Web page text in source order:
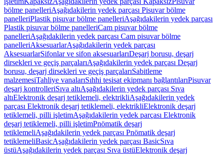
bölme panelleriAşağıdakilerin yedek parçası Pisuvar bölme
panelleriPlastik pisuvar bölme panelleriAşağıdakilerin yedek parçası
Plastik pisuvar bölme panelleriCam pisuvar bölme
panelleriAşağıdakilerin yedek parçası Cam pisuvar bölme
panelleriAksesuarlarAşağıdakilerin yedek parçası
AksesuarlarSifonlar ve sifon aksesuarlarıDeşarj borusu, deşarj
dirsekleri ve geçiş parçalarıAşağıdakilerin yedek parçası Deşarj
borusu, deşarj dirsekleri ve geçiş parçalarıSabitleme
malzemesiTahliye vanalarıSıhhi tesisat ekipmanı bağlantılarıPisuvar
deşarj kontrolleriSıva altıAşağıdakilerin yedek parçası Sıva
altıElektronik deşarj tetiklemeli, elektrikliAşağıdakilerin yedek
parçası Elektronik deşarj tetiklemeli, elektrikliElektronik deşarj
tetiklemeli, pilli işletimAşağıdakilerin yedek parçası Elektronik
deşarj tetiklemeli, pilli işletimPnömatik deşarj
tetiklemeliAşağıdakilerin yedek parçası Pnömatik deşarj
tetiklemeliBasicAşağıdakilerin yedek parçası BasicSıva
üstüAşağıdakilerin yedek parçası Sıva üstüElektronik deşarj